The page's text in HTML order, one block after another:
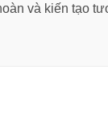
và kiến tạo